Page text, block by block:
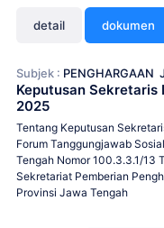
detail dokumen
Subjek : PENGHARGAAN
Keputusan Sekretaris
2025
Tentang Keputusan
Forum Tanggungjawab
Tengah Nomor 100.3.3.1/13
Sekretariat Pemberian
Provinsi Jawa Tengah